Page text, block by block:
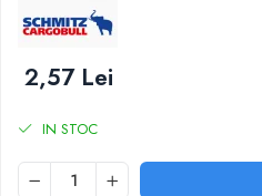
SUPAPE PNEUMATICE
2,57 Lei
IN STOC